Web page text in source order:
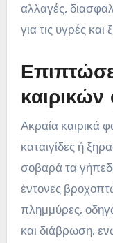
αλλαγές,
για τις υγρές και
Ακραία καιρικά
καταιγίδες ή
σοβαρά τα
έντονες
πλημμύρες,
και διάβρωση,